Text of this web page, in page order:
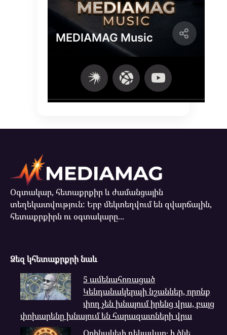
Օգտակար, հետաքրքիր և ժամանցային
տեղեկատվություն: Երբ մեկտեղվում են զվարճալին,
հետաքրքիրն ու օգտակարը...
Ձեզ կհետաքրքրի նաև
5 ամենահոռացած
Կենդանակերպի նշաններ, որոնք
փող չեն խնայում իրենց վրա, բայց
փոխարենը խնայում են հարազատների վրա